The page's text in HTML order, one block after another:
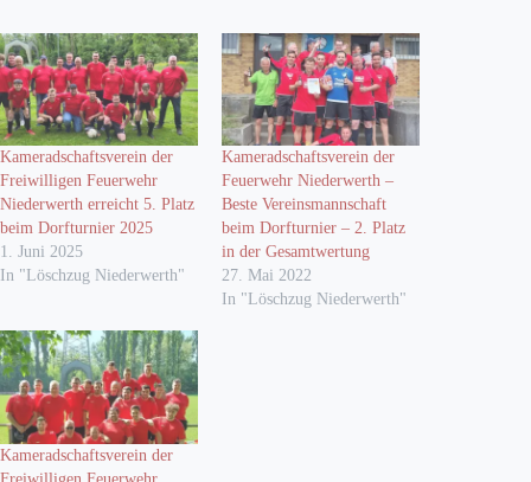
Kameradschaftsverein der
Freiwilligen Feuerwehr
Niederwerth erreicht 5. Platz
beim Dorfturnier 2025
1. Juni 2025
In "Löschzug Niederwerth"
Kameradschaftsverein der
Feuerwehr Niederwerth –
Beste Vereinsmannschaft
beim Dorfturnier – 2. Platz
in der Gesamtwertung
27. Mai 2022
In "Löschzug Niederwerth"
Kameradschaftsverein der